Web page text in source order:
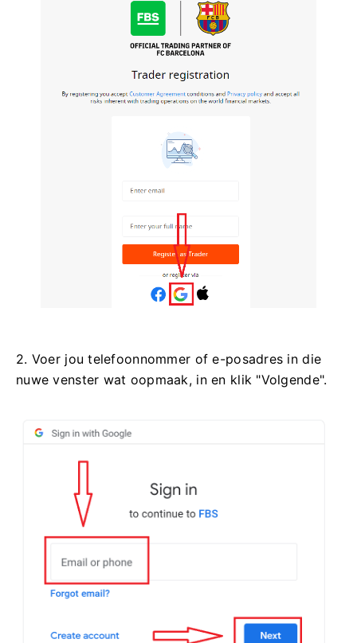
2. Voer jou telefoonnommer of e-posadres in die
nuwe venster wat oopmaak, in en klik "Volgende".